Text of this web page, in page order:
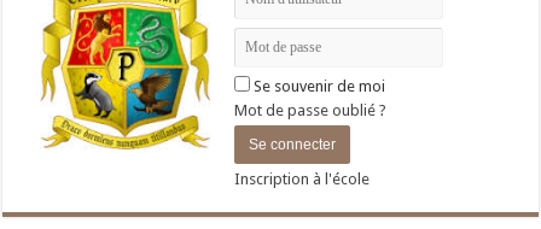
Se souvenir de moi
Mot de passe oublié ?
Inscription à l'école